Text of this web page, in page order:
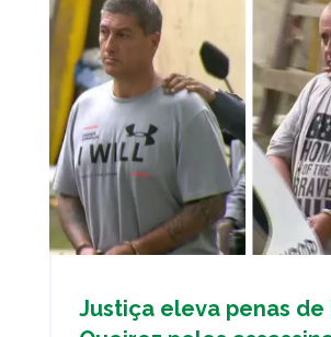
Justiça eleva penas de